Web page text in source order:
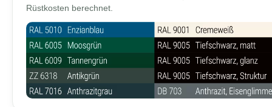
Rüstkosten berechnet.